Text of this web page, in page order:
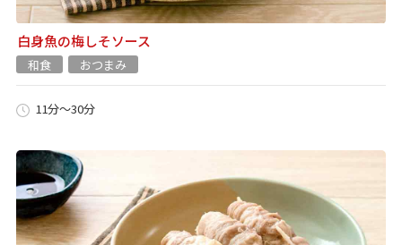
白身魚の梅しそソース
和食 おつまみ
11分～30分